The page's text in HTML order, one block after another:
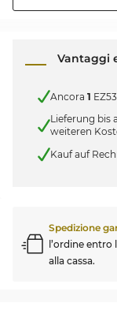
Vantaggi
Ancora 1
Lieferung bis
weiteren
Kauf auf
Spedizione
l’ordine entro
alla cassa.